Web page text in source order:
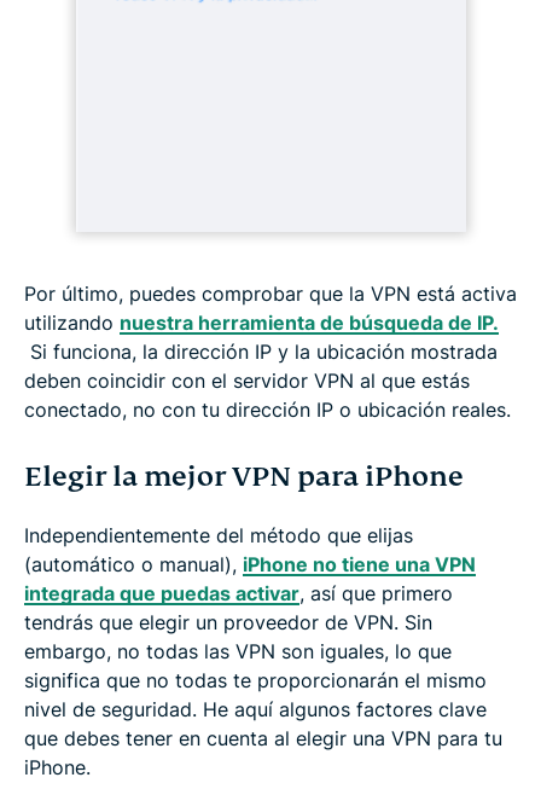
Por último, puedes comprobar que la VPN está activa
utilizando nuestra herramienta de búsqueda de IP.
Si funciona, la dirección IP y la ubicación mostrada
deben coincidir con el servidor VPN al que estás
conectado, no con tu dirección IP o ubicación reales.
Elegir la mejor VPN para iPhone
Independientemente del método que elijas
(automático o manual), iPhone no tiene una VPN
integrada que puedas activar, así que primero
tendrás que elegir un proveedor de VPN. Sin
embargo, no todas las VPN son iguales, lo que
significa que no todas te proporcionarán el mismo
nivel de seguridad. He aquí algunos factores clave
que debes tener en cuenta al elegir una VPN para tu
iPhone.